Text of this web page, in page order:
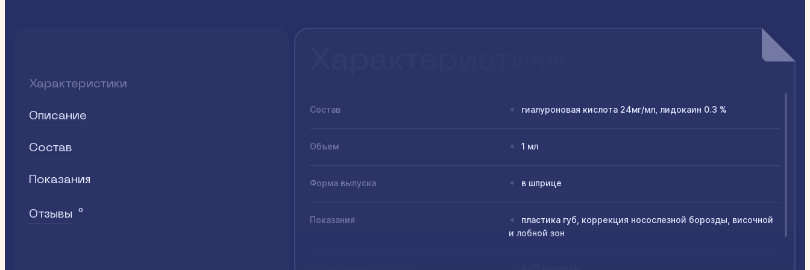
Характеристики
Описание
Состав
Показания
Отзывы 0
Состав ✦ гиалуроновая кислота 24мг/мл, лидокаин 0.3 %
Объем ✦ 1 мл
Форма выпуска ✦ в шприце
Показания ✦
пластика губ, коррекция носослезной борозды, височной
и лобной зон